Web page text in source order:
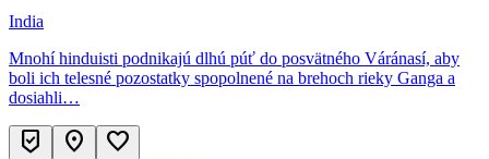
India
Mnohí hinduisti podnikajú dlhú púť do posvätného Váránasí, aby
boli ich telesné pozostatky spopolnené na brehoch rieky Ganga a
dosiahli…
beenhere location_on favorite